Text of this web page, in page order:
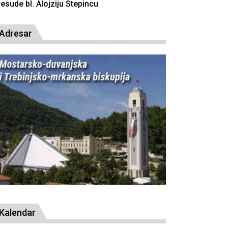
bl. Alojziju Stepincu